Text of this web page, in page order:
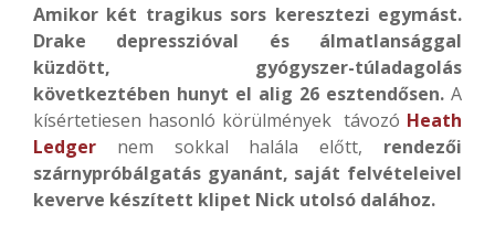
Amikor két tragikus sors keresztezi egymást.
Drake depresszióval és álmatlansággal
küzdött, gyógyszer-túladagolás
következtében hunyt el alig 26 esztendősen. A
kísértetiesen hasonló körülmények távozó Heath
Ledger nem sokkal halála előtt, rendezői
szárnypróbálgatás gyanánt, saját felvételeivel
keverve készített klipet Nick utolsó dalához.